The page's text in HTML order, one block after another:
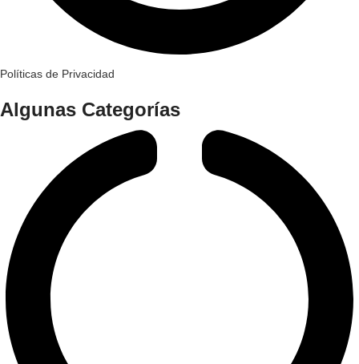
Políticas de Privacidad
Algunas Categorías